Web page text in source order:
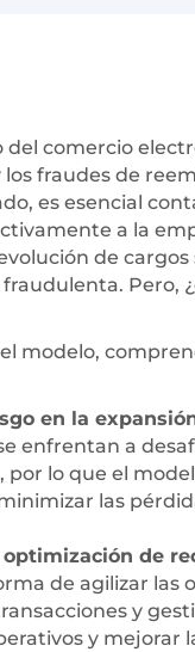
comercio
fraudes de
es esencial
a la
de
Pero,
modelo,
en la
enfrentan a
por lo que el
las
de
de agilizar las
y
y mejorar